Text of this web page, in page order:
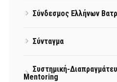
Σύνδεσμος Ελλήνων
Σύνταγμα
Συστημική-
Mentoring